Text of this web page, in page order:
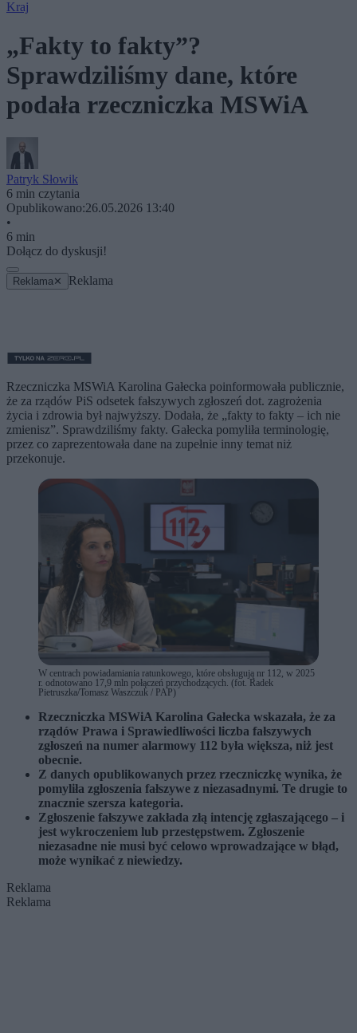
Kraj
„Fakty to fakty”?
Sprawdziliśmy dane, które
podała rzeczniczka MSWiA
Patryk Słowik
6 min czytania
Opublikowano:26.05.2026 13:40
•
6 min
Dołącz do dyskusji!
Reklama ✕ Reklama
Rzeczniczka MSWiA Karolina Gałecka poinformowała publicznie,
że za rządów PiS odsetek fałszywych zgłoszeń dot. zagrożenia
życia i zdrowia był najwyższy. Dodała, że „fakty to fakty – ich nie
zmienisz”. Sprawdziliśmy fakty. Gałecka pomyliła terminologię,
przez co zaprezentowała dane na zupełnie inny temat niż
przekonuje.
W centrach powiadamiania ratunkowego, które obsługują nr 112, w 2025
r. odnotowano 17,9 mln połączeń przychodzących. (fot. Radek
Pietruszka/Tomasz Waszczuk / PAP)
Rzeczniczka MSWiA Karolina Gałecka wskazała, że za
rządów Prawa i Sprawiedliwości liczba fałszywych
zgłoszeń na numer alarmowy 112 była większa, niż jest
obecnie.
Z danych opublikowanych przez rzeczniczkę wynika, że
pomyliła zgłoszenia fałszywe z niezasadnymi. Te drugie to
znacznie szersza kategoria.
Zgłoszenie fałszywe zakłada złą intencję zgłaszającego – i
jest wykroczeniem lub przestępstwem. Zgłoszenie
niezasadne nie musi być celowo wprowadzające w błąd,
może wynikać z niewiedzy.
Reklama
Reklama